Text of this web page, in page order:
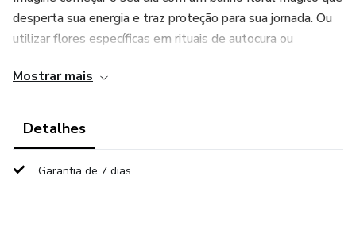
desperta sua energia e traz proteção para sua jornada. Ou
utilizar flores específicas em rituais de autocura ou
lado. No "Arte da Feitiçaria - Magia das Flores", você
abordagem única que combina a astrologia com a magia
Mostrar mais
Detalhes
Garantia de 7 dias